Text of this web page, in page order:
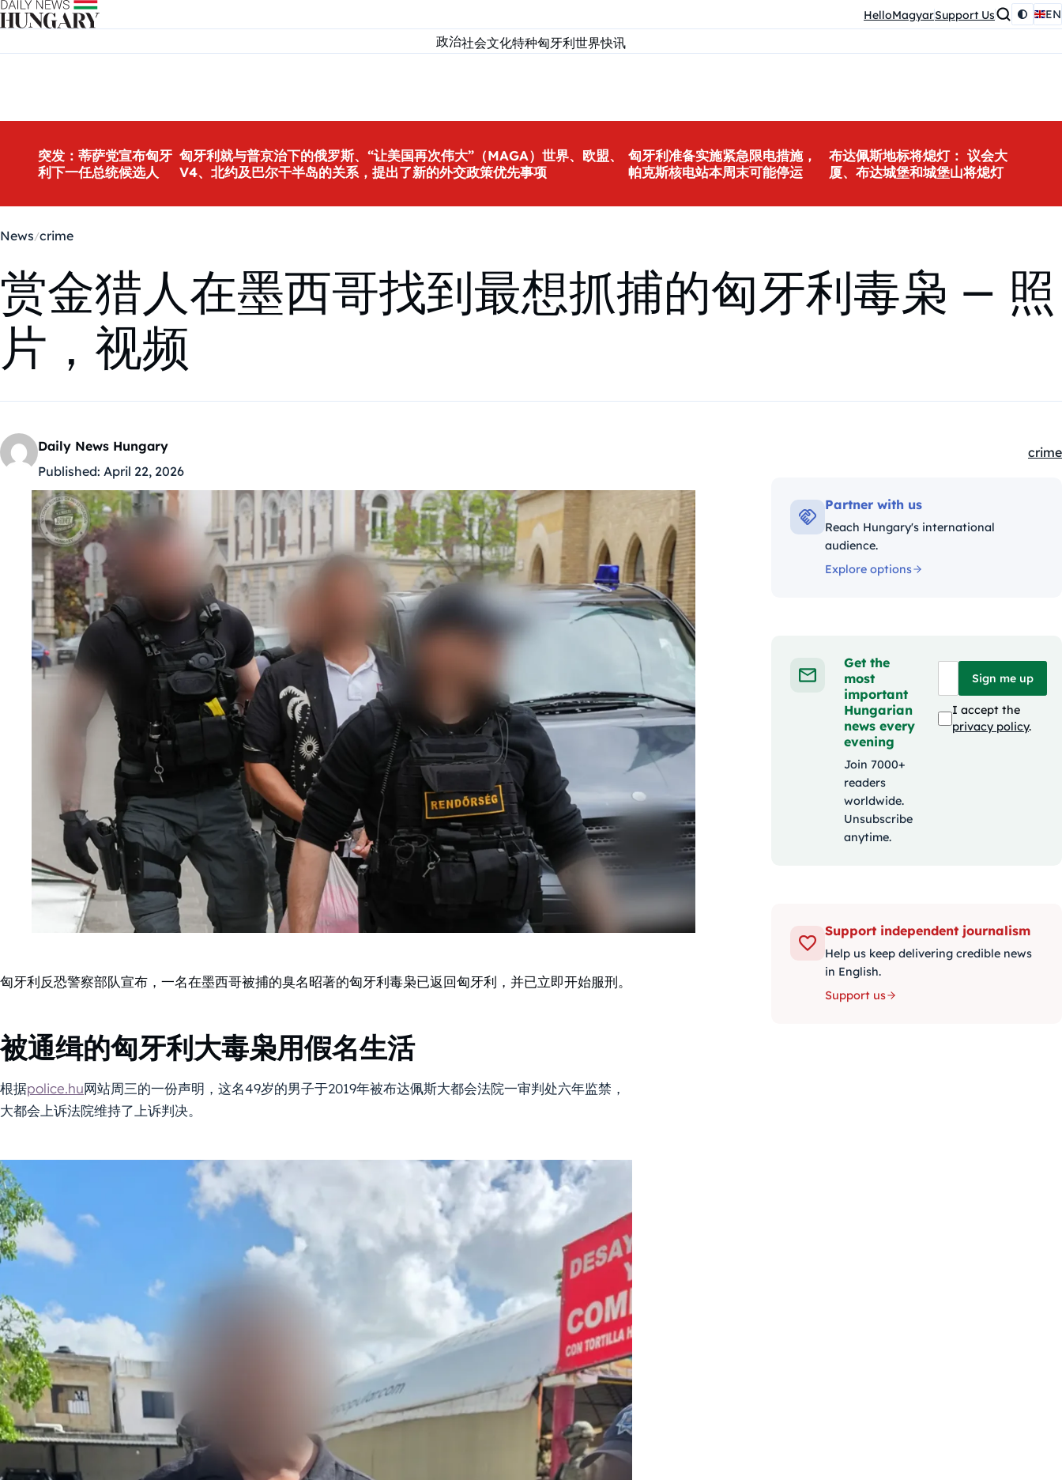
Skip to content HelloMagyarSupport Us EN
政治社会文化特种匈牙利世界快讯
突发：蒂萨党宣布匈牙
利下一任总统候选人
匈牙利就与普京治下的俄罗斯、“让美国再次伟大”（MAGA）世界、欧盟、
V4、北约及巴尔干半岛的关系，提出了新的外交政策优先事项
匈牙利准备实施紧急限电措施，
帕克斯核电站本周末可能停运
布达佩斯地标将熄灯： 议会大
厦、布达城堡和城堡山将熄灯
News crime
赏金猎人在墨西哥找到最想抓捕的匈牙利毒枭 – 照
片，视频
Daily News Hungary
Published: April 22, 2026
crime
匈牙利反恐警察部队宣布，一名在墨西哥被捕的臭名昭著的匈牙利毒枭已返回匈牙利，并已立即开始服刑。
被通缉的匈牙利大毒枭用假名生活
根据police.hu网站周三的一份声明，这名49岁的男子于2019年被布达佩斯大都会法院一审判处六年监禁，
大都会上诉法院维持了上诉判决。
Partner with us
Reach Hungary's international
audience.
Explore options
Get the
most
important
Hungarian
news every
evening
Join 7000+
readers
worldwide.
Unsubscribe
anytime.
Sign me up
I accept the
privacy policy.
Support independent journalism
Help us keep delivering credible news
in English.
Support us